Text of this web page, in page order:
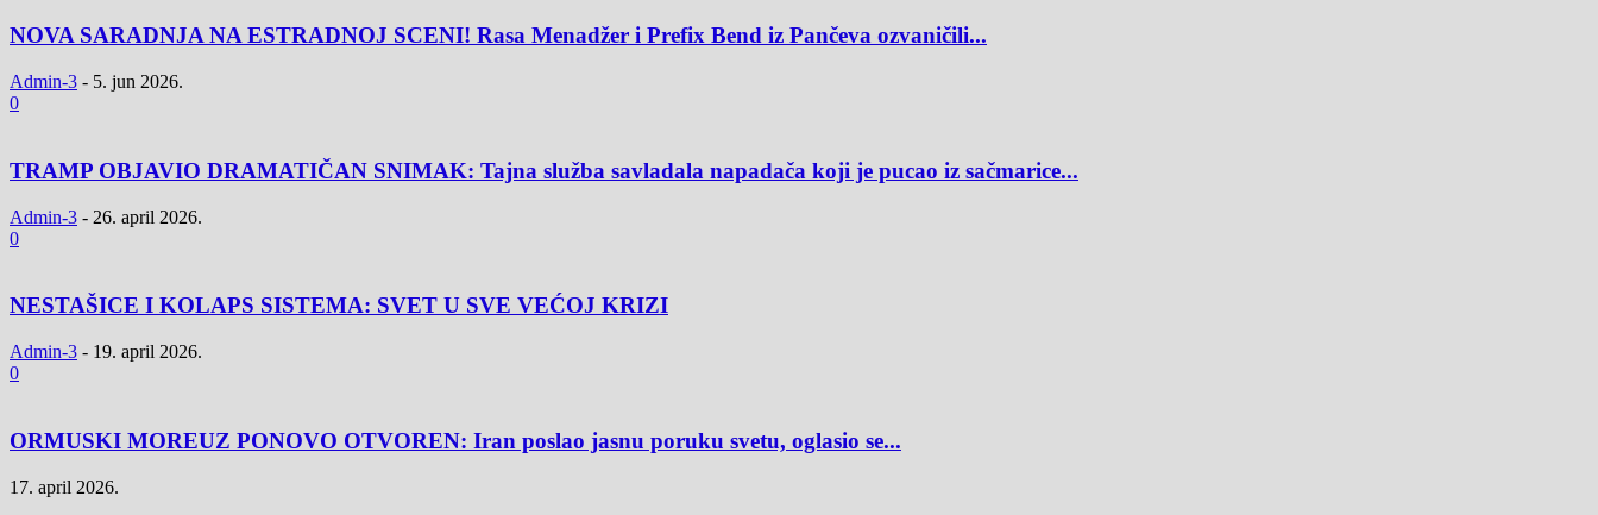
NOVA SARADNJA NA ESTRADNOJ SCENI! Rasa Menadžer i Prefix Bend iz Pančeva ozvaničili...
Admin-3 - 5. jun 2026.
0
TRAMP OBJAVIO DRAMATIČAN SNIMAK: Tajna služba savladala napadača koji je pucao iz sačmarice...
Admin-3 - 26. april 2026.
0
NESTAŠICE I KOLAPS SISTEMA: SVET U SVE VEĆOJ KRIZI
Admin-3 - 19. april 2026.
0
ORMUSKI MOREUZ PONOVO OTVOREN: Iran poslao jasnu poruku svetu, oglasio se...
17. april 2026.